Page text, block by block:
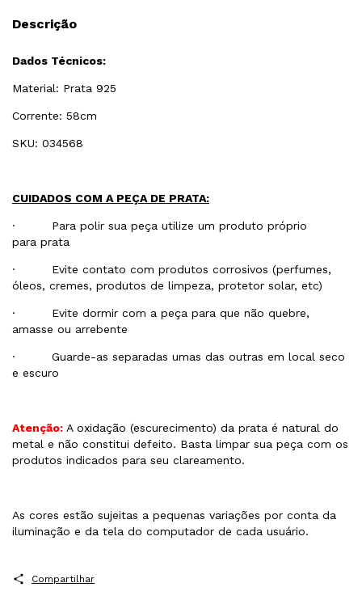
Descrição
Dados Técnicos:
Material: Prata 925
Corrente: 58cm
SKU: 034568
CUIDADOS COM A PEÇA DE PRATA:
· Para polir sua peça utilize um produto próprio
para prata
· Evite contato com produtos corrosivos (perfumes,
óleos, cremes, produtos de limpeza, protetor solar, etc)
· Evite dormir com a peça para que não quebre,
amasse ou arrebente
· Guarde-as separadas umas das outras em local seco
e escuro
Atenção: A oxidação (escurecimento) da prata é natural do
metal e não constitui defeito. Basta limpar sua peça com os
produtos indicados para seu clareamento.
As cores estão sujeitas a pequenas variações por conta da
iluminação e da tela do computador de cada usuário.
Compartilhar